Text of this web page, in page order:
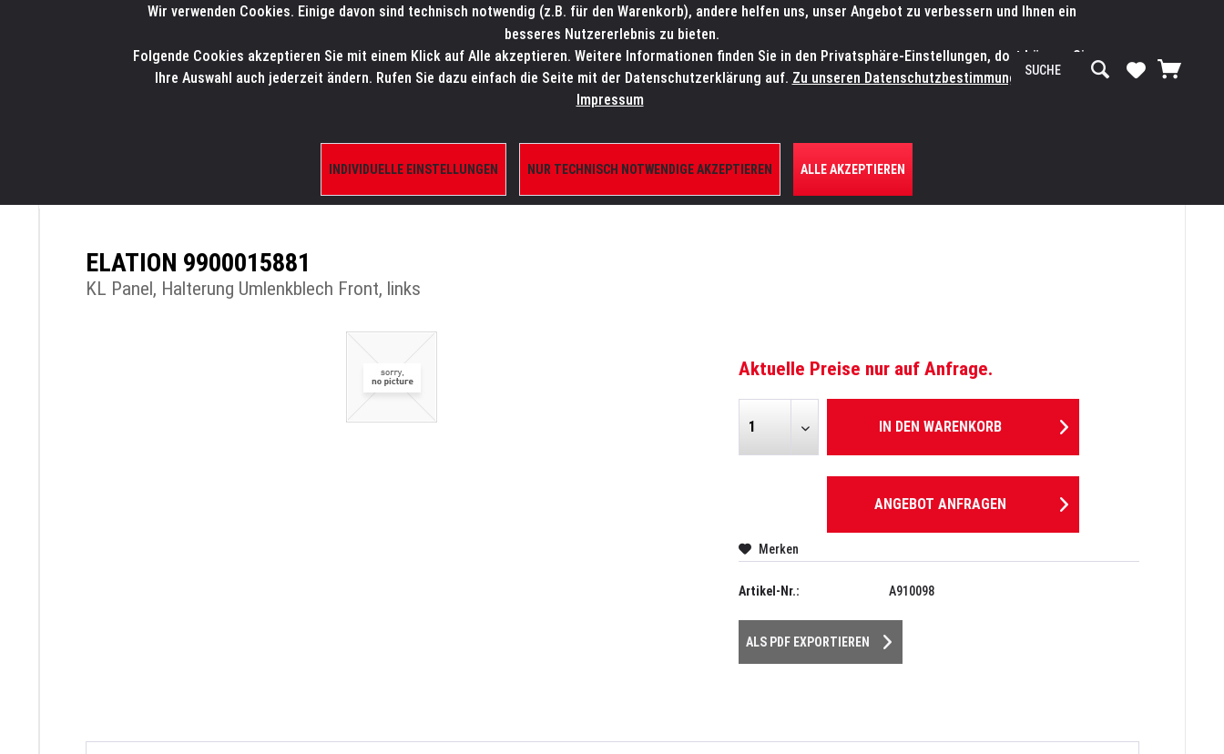
SALES-HOTLINE: +49 5451 5900-800 24/7: sales@lmp.de SERVICE-WERKSTATT Service/Hilfe
HOME PRODUKTE/SHOP MARKEN AKTUELLES SERVICE ÜBER UNS
ERSATZTEILE
ELATION 9900015881
KL Panel, Halterung Umlenkblech Front, links
Aktuelle Preise nur auf Anfrage.
IN DEN WARENKORB
ANGEBOT ANFRAGEN
Merken
Artikel-Nr.: A910098
ALS PDF EXPORTIEREN
Wir verwenden Cookies. Einige davon sind technisch notwendig (z.B. für den Warenkorb), andere helfen uns, unser Angebot zu verbessern und Ihnen ein
besseres Nutzererlebnis zu bieten.
Folgende Cookies akzeptieren Sie mit einem Klick auf Alle akzeptieren. Weitere Informationen finden Sie in den Privatsphäre-Einstellungen, dort können Sie
Ihre Auswahl auch jederzeit ändern. Rufen Sie dazu einfach die Seite mit der Datenschutzerklärung auf. Zu unseren Datenschutzbestimmungen. Zum
Impressum
INDIVIDUELLE EINSTELLUNGEN NUR TECHNISCH NOTWENDIGE AKZEPTIEREN ALLE AKZEPTIEREN